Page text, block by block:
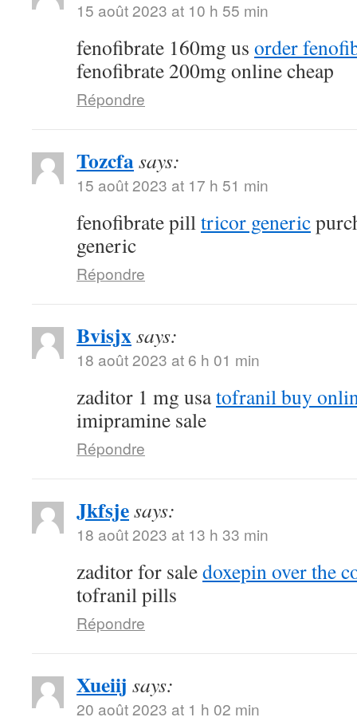
15 août 2023 at 10 h 55 min
fenofibrate 160mg us order
fenofibrate 200mg online cheap
Répondre
Tozcfasays:
15 août 2023 at 17 h 51 min
fenofibrate pilltricor generic
generic
Répondre
Bvisjxsays:
18 août 2023 at 6 h 01 min
zaditor 1 mg usatofranil buy
imipramine sale
Répondre
Jkfsjesays:
18 août 2023 at 13 h 33 min
zaditor for saledoxepin over the
tofranil pills
Répondre
Xueiij says:
20 août 2023 at 1 h 02 min